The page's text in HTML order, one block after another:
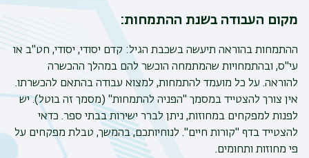
מקום העבודה בשנת ההתמחות:
ההתמחות בהוראה תיעשה בשכבת הגיל: קדם יסודי, יסודי, חט"ב או
עי"ס, ובהתמחויות שהמתמחה הוכשר להם במהלך ההכשרה
להוראה. על כל מועמד להתמחות, למצוא עבודה בהתאם להכשרתו.
אין צורך להצטייד במסמך "הפניה להתמחות" (מסמך זה בוטל). יש
לפנות למפקחים במחוזות, ניתן לברר ישירות בבתי ספר. כדאי
להצטייד בדף "קורות חיים". לנוחיותכם, בהמשך, טבלת מפקחים על
פי מחוזות ותחומים.